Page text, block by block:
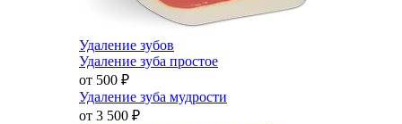
Удаление зубов
Удаление зуба простое
от 500 ₽
Удаление зуба мудрости
от 3 500 ₽